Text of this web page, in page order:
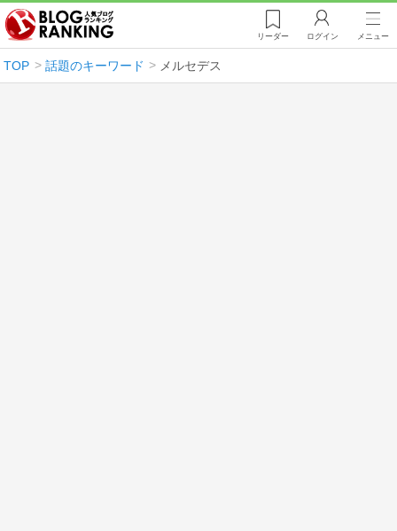
リーダー ログイン メニュー
TOP 話題のキーワード メルセデス